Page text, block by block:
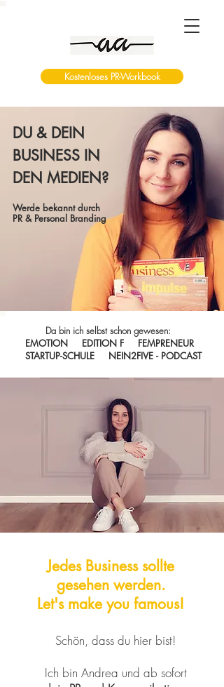
Kostenloses PR-Workbook
DU & DEIN
BUSINESS IN
DEN MEDIEN?
Werde bekannt durch
PR & Personal Branding
Da bin ich selbst schon gewesen:
EMOTION EDITION F FEMPRENEUR
STARTUP-SCHULE NEIN2FIVE - PODCAST
Jedes Business sollte
gesehen werden.
Let's make you famous!
Schön, dass du hier bist!
Ich bin Andrea und ab sofort